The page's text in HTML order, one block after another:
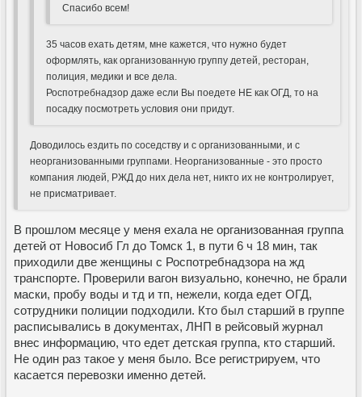
Спасибо всем!
35 часов ехать детям, мне кажется, что нужно будет
оформлять, как организованную группу детей, ресторан,
полиция, медики и все дела.
Роспотребнадзор даже если Вы поедете НЕ как ОГД, то на
посадку посмотреть условия они придут.
Доводилось ездить по соседству и с организованными, и с
неорганизованными группами. Неорганизованные - это просто
компания людей, РЖД до них дела нет, никто их не контролирует,
не присматривает.
В прошлом месяце у меня ехала не организованная группа
детей от Новосиб Гл до Томск 1, в пути 6 ч 18 мин, так
приходили две женщины с Роспотребнадзора на жд
транспорте. Проверили вагон визуально, конечно, не брали
маски, пробу воды и тд и тп, нежели, когда едет ОГД,
сотрудники полиции подходили. Кто был старший в группе
расписывались в документах, ЛНП в рейсовый журнал
внес информацию, что едет детская группа, кто старший.
Не один раз такое у меня было. Все регистрируем, что
касается перевозки именно детей.